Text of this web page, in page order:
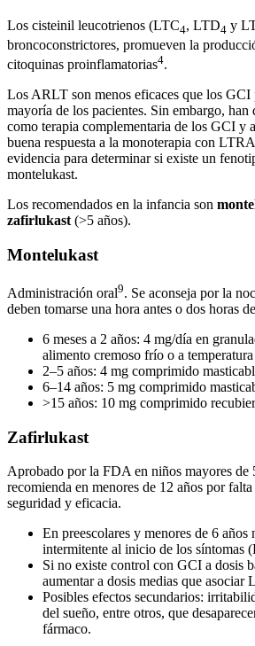
Los cisteinil leucotrienos (LTC4, LTD4 y
broncoconstrictores, promueven la
citoquinas proinflamatorias4.
Los ARLT son menos eficaces que los GCI
mayoría de los pacientes. Sin embargo, han
como terapia complementaria de los GCI y
buena respuesta a la monoterapia con
evidencia para determinar si existe un
montelukast.
Los recomendados en la infancia son
zafirlukast (>5 años).
Montelukast
Administración oral9. Se aconseja por la
deben tomarse una hora antes o dos horas
6 meses a 2 años: 4 mg/día en
alimento cremoso frío o a
2–5 años: 4 mg comprimido
6–14 años: 5 mg comprimido
>15 años: 10 mg comprimido
Zafirlukast
Aprobado por la FDA en niños mayores de
recomienda en menores de 12 años por
seguridad y eficacia.
En preescolares y menores de 6 años
intermitente al inicio de los síntomas
Si no existe control con GCI a dosis
aumentar a dosis medias que
Posibles efectos secundarios:
del sueño, entre otros, que
fármaco.